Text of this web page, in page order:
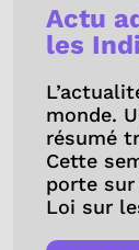
Actu
les
monde.
résumé
Cette
porte sur
Loi sur